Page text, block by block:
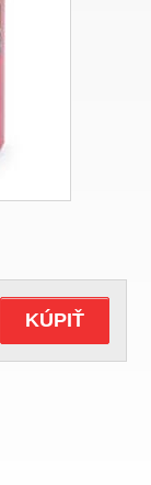
KÚPIŤ